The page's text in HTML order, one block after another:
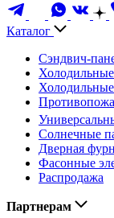
Каталог
Сэндвич-
Солнечные
Дверная
Фасонные
Распродажа
Партнерам